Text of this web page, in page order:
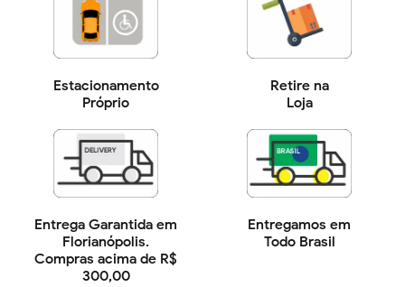
Estacionamento
Próprio
Retire na
Loja
Entrega Garantida em
Florianópolis.
Compras acima de R$
300,00
Entregamos em
Todo Brasil